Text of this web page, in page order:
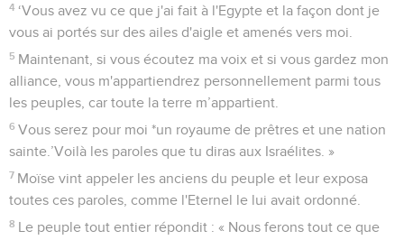
4 ‘Vous avez vu ce que j'ai fait à l'Egypte et la façon dont je
vous ai portés sur des ailes d'aigle et amenés vers moi.
5 Maintenant, si vous écoutez ma voix et si vous gardez mon
alliance, vous m'appartiendrez personnellement parmi tous
les peuples, car toute la terre m’appartient.
6 Vous serez pour moi *un royaume de prêtres et une nation
sainte.’Voilà les paroles que tu diras aux Israélites. »
7 Moïse vint appeler les anciens du peuple et leur exposa
toutes ces paroles, comme l'Eternel le lui avait ordonné.
8 Le peuple tout entier répondit : « Nous ferons tout ce que